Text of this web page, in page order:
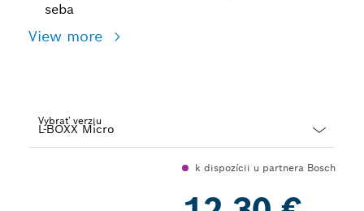
seba
View more
Vybrať verziu
k dispozícii u partnera Bosch